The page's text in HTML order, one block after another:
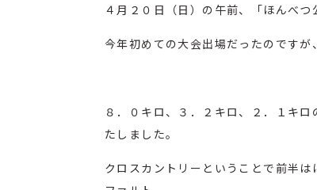
４月２０日（日）の午前、「ほんべつ
今年初めての大会出場だったのです
８．０キロ、３．２キロ、２．１キ
たしました。
クロスカントリーということで前半